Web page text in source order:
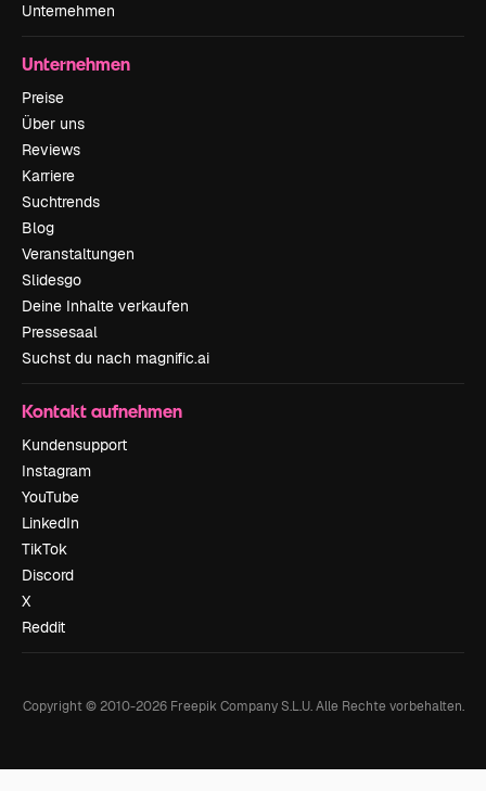
Unternehmen
Unternehmen
Preise
Über uns
Reviews
Karriere
Suchtrends
Blog
Veranstaltungen
Slidesgo
Deine Inhalte verkaufen
Pressesaal
Suchst du nach magnific.ai
Kontakt aufnehmen
Kundensupport
Instagram
YouTube
LinkedIn
TikTok
Discord
X
Reddit
Copyright © 2010-2026Freepik Company S.L.U. Alle Rechte vorbehalten.